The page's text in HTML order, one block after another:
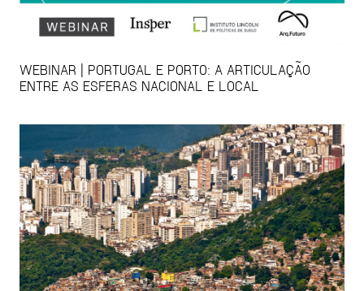
WEBINAR | PORTUGAL E PORTO: A ARTICULAÇÃO
ENTRE AS ESFERAS NACIONAL E LOCAL